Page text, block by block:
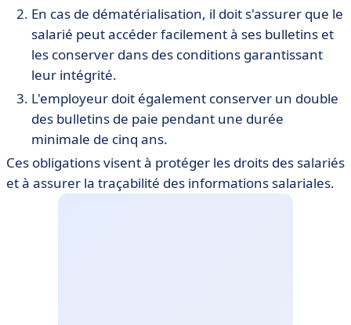
En cas de dématérialisation, il doit s'assurer que le
salarié peut accéder facilement à ses bulletins et
les conserver dans des conditions garantissant
leur intégrité.
L'employeur doit également conserver un double
des bulletins de paie pendant une durée
minimale de cinq ans.
Ces obligations visent à protéger les droits des salariés
et à assurer la traçabilité des informations salariales.